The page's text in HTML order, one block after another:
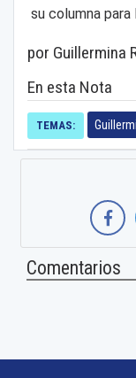
su columna para
por Guillermina
En esta Nota
TEMAS:
Comentarios